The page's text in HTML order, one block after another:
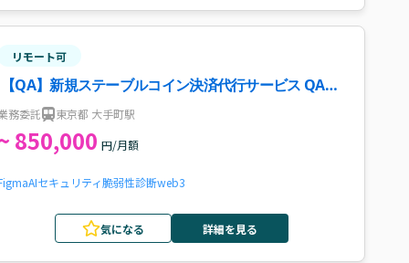
リモート可
【QA】新規ステーブルコイン決済代行サービス QA体
制構築案件・求人
務委託 東京都 大手町駅
850,000 円/月額
AIセキュリティ脆弱性診断web3
気になる 詳細を見る